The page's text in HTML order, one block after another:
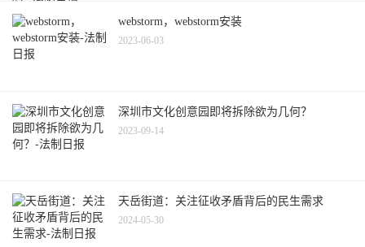
webstorm，webstorm安装
2023-06-03
深圳市文化创意园即将拆除欲为几何？
2023-09-14
天岳街道：关注征收矛盾背后的民生需求
2024-05-30